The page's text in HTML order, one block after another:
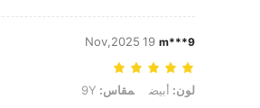
m***9
19 Nov,2025
لون: أبيض, مقاس: 9Y
لون: أبيض مقاس: